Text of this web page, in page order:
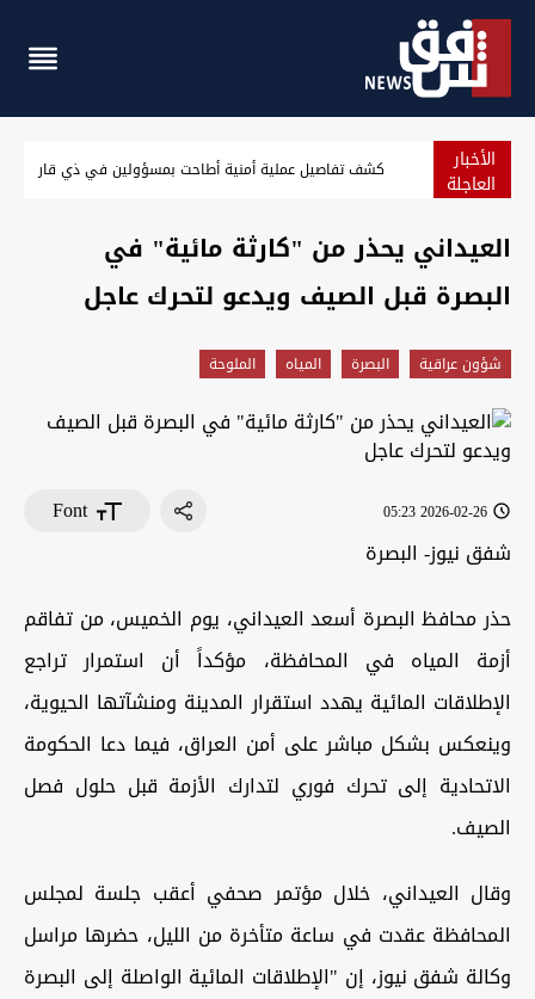
الأخبار
العاجلة بعد هبوط حاد.. خام البصرة يرتفع إلى 57.09 دولاراً
العيداني يحذر من "كارثة مائية" في
البصرة قبل الصيف ويدعو لتحرك عاجل
شؤون عراقية البصرة المياه الملوحة
2026-02-26 05:23
Font
شفق نيوز- البصرة
حذر محافظ البصرة أسعد العيداني، يوم الخميس، من تفاقم
أزمة المياه في المحافظة، مؤكداً أن استمرار تراجع
الإطلاقات المائية يهدد استقرار المدينة ومنشآتها الحيوية،
وينعكس بشكل مباشر على أمن العراق، فيما دعا الحكومة
الاتحادية إلى تحرك فوري لتدارك الأزمة قبل حلول فصل
الصيف.
وقال العيداني، خلال مؤتمر صحفي أعقب جلسة لمجلس
المحافظة عقدت في ساعة متأخرة من الليل، حضرها مراسل
وكالة شفق نيوز، إن "الإطلاقات المائية الواصلة إلى البصرة